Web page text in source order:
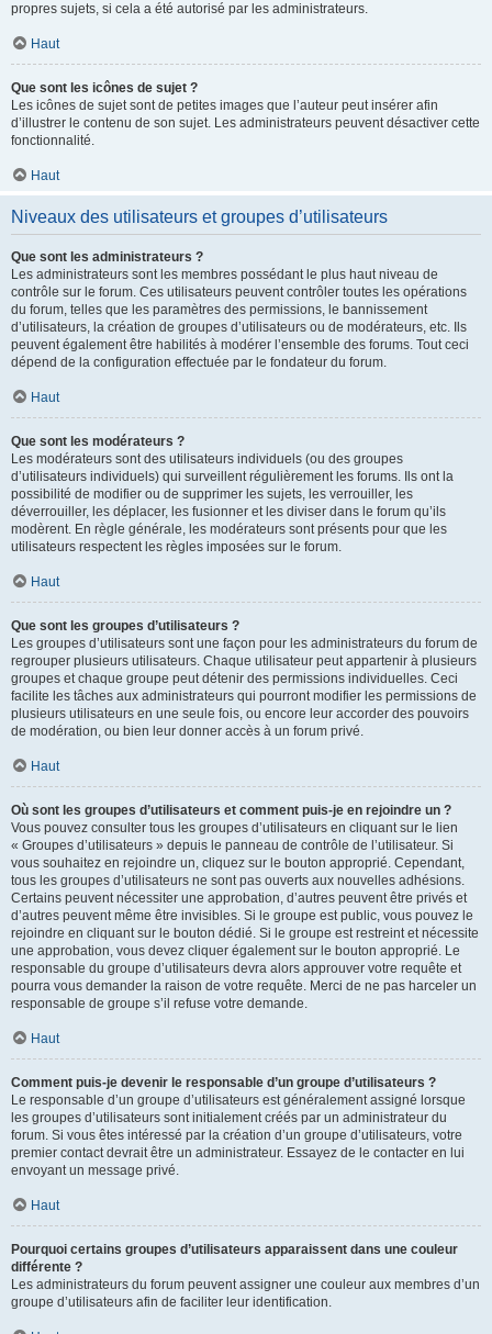
propres sujets, si cela a été autorisé par les administrateurs.
Haut
Que sont les icônes de sujet ?
Les icônes de sujet sont de petites images que l’auteur peut insérer afin
d’illustrer le contenu de son sujet. Les administrateurs peuvent désactiver cette
fonctionnalité.
Haut
Niveaux des utilisateurs et groupes d’utilisateurs
Que sont les administrateurs ?
Les administrateurs sont les membres possédant le plus haut niveau de
contrôle sur le forum. Ces utilisateurs peuvent contrôler toutes les opérations
du forum, telles que les paramètres des permissions, le bannissement
d’utilisateurs, la création de groupes d’utilisateurs ou de modérateurs, etc. Ils
peuvent également être habilités à modérer l’ensemble des forums. Tout ceci
dépend de la configuration effectuée par le fondateur du forum.
Haut
Que sont les modérateurs ?
Les modérateurs sont des utilisateurs individuels (ou des groupes
d’utilisateurs individuels) qui surveillent régulièrement les forums. Ils ont la
possibilité de modifier ou de supprimer les sujets, les verrouiller, les
déverrouiller, les déplacer, les fusionner et les diviser dans le forum qu’ils
modèrent. En règle générale, les modérateurs sont présents pour que les
utilisateurs respectent les règles imposées sur le forum.
Haut
Que sont les groupes d’utilisateurs ?
Les groupes d’utilisateurs sont une façon pour les administrateurs du forum de
regrouper plusieurs utilisateurs. Chaque utilisateur peut appartenir à plusieurs
groupes et chaque groupe peut détenir des permissions individuelles. Ceci
facilite les tâches aux administrateurs qui pourront modifier les permissions de
plusieurs utilisateurs en une seule fois, ou encore leur accorder des pouvoirs
de modération, ou bien leur donner accès à un forum privé.
Haut
Où sont les groupes d’utilisateurs et comment puis-je en rejoindre un ?
Vous pouvez consulter tous les groupes d’utilisateurs en cliquant sur le lien
« Groupes d’utilisateurs » depuis le panneau de contrôle de l’utilisateur. Si
vous souhaitez en rejoindre un, cliquez sur le bouton approprié. Cependant,
tous les groupes d’utilisateurs ne sont pas ouverts aux nouvelles adhésions.
Certains peuvent nécessiter une approbation, d’autres peuvent être privés et
d’autres peuvent même être invisibles. Si le groupe est public, vous pouvez le
rejoindre en cliquant sur le bouton dédié. Si le groupe est restreint et nécessite
une approbation, vous devez cliquer également sur le bouton approprié. Le
responsable du groupe d’utilisateurs devra alors approuver votre requête et
pourra vous demander la raison de votre requête. Merci de ne pas harceler un
responsable de groupe s’il refuse votre demande.
Haut
Comment puis-je devenir le responsable d’un groupe d’utilisateurs ?
Le responsable d’un groupe d’utilisateurs est généralement assigné lorsque
les groupes d’utilisateurs sont initialement créés par un administrateur du
forum. Si vous êtes intéressé par la création d’un groupe d’utilisateurs, votre
premier contact devrait être un administrateur. Essayez de le contacter en lui
envoyant un message privé.
Haut
Pourquoi certains groupes d’utilisateurs apparaissent dans une couleur
différente ?
Les administrateurs du forum peuvent assigner une couleur aux membres d’un
groupe d’utilisateurs afin de faciliter leur identification.